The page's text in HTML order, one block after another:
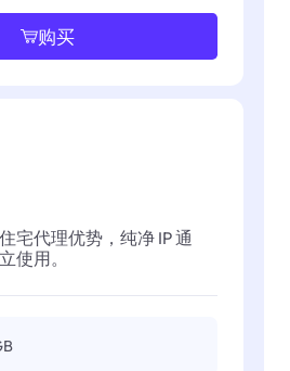
购买
宅代理优势，纯净 IP 通
使用。